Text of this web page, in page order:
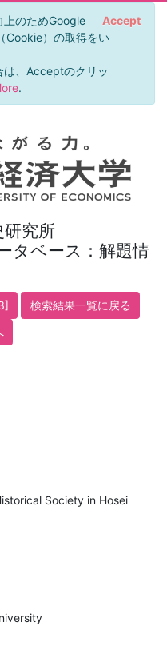
上のためGoogle
Cookie）の取得をい
は、Acceptのクリッ
.
Accept
研究所
タベース：解題情
検索結果一覧に戻る
Society in Hosei